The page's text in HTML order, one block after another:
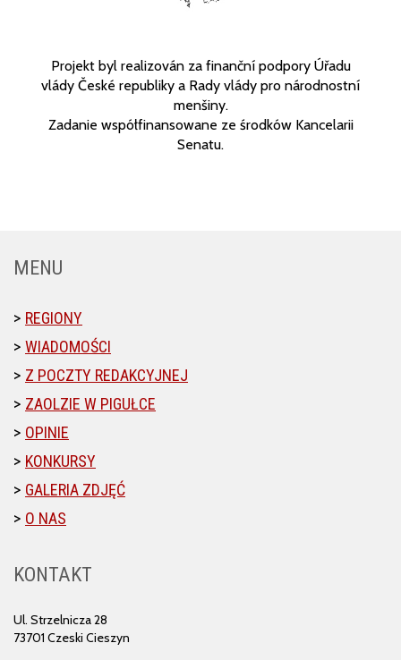
Projekt byl realizován za finanční podpory Úřadu
vlády České republiky a Rady vlády pro národnostní
menšiny.
Zadanie współfinansowane ze środków Kancelarii
Senatu.
MENU
REGIONY
WIADOMOŚCI
Z POCZTY REDAKCYJNEJ
ZAOLZIE W PIGUŁCE
OPINIE
KONKURSY
GALERIA ZDJĘĆ
O NAS
KONTAKT
Ul. Strzelnicza 28
73701 Czeski Cieszyn